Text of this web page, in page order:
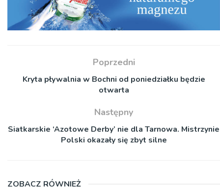
Poprzedni
Kryta pływalnia w Bochni od poniedziałku będzie
otwarta
Następny
Siatkarskie ‘Azotowe Derby’ nie dla Tarnowa. Mistrzynie
Polski okazały się zbyt silne
ZOBACZ RÓWNIEŻ